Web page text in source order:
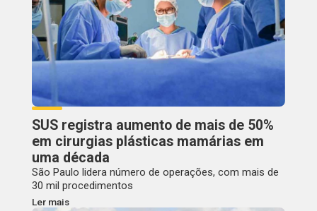
SUS registra aumento de mais de 50%
em cirurgias plásticas mamárias em
uma década
São Paulo lidera número de operações, com mais de
30 mil procedimentos
Ler mais